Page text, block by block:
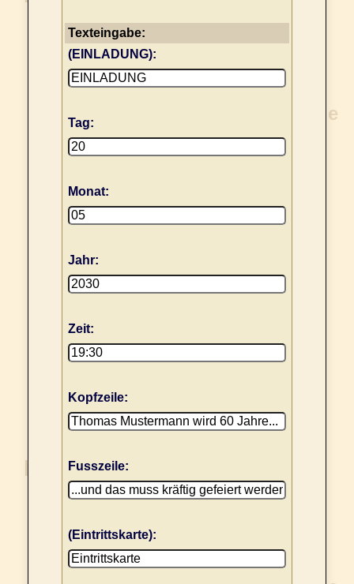
Texteingabe:
(EINLADUNG):
Tag:
Monat:
Jahr:
Zeit:
Kopfzeile:
Fusszeile:
(Eintrittskarte):